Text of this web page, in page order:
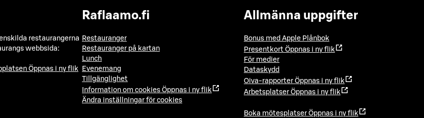
restaurangerna
webbsida:
Öppnas i ny flik
Raflaamo.fi
Restauranger
Restauranger på kartan
Lunch
Evenemang
Tillgänglighet
Information om cookies Öppnas i ny flik
Ändra inställningar för cookies
Allmänna uppgifter
Bonus med Apple Plånbok
Presentkort Öppnas i ny flik
För medier
Dataskydd
Oiva-rapporter Öppnas i ny flik
Arbetsplatser Öppnas i ny flik
Boka mötesplatser Öppnas i ny flik